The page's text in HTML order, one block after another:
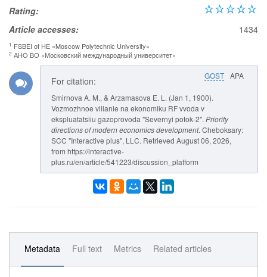
Rating:
Article accesses:
1434
1 FSBEI of HE «Moscow Polytechnic University»
2 АНО ВО «Московский международный университет»
GOST APA
For citation:
Smirnova A. M., & Arzamasova E. L. (Jan 1, 1900).
Vozmozhnoe vliianie na ekonomiku RF vvoda v
ekspluatatsiiu gazoprovoda "Severnyi potok-2". Priority
directions of modern economics development. Cheboksary:
SCC "Interactive plus", LLC. Retrieved August 06, 2026,
from https://interactive-
plus.ru/en/article/541223/discussion_platform
Metadata Full text Metrics Related articles